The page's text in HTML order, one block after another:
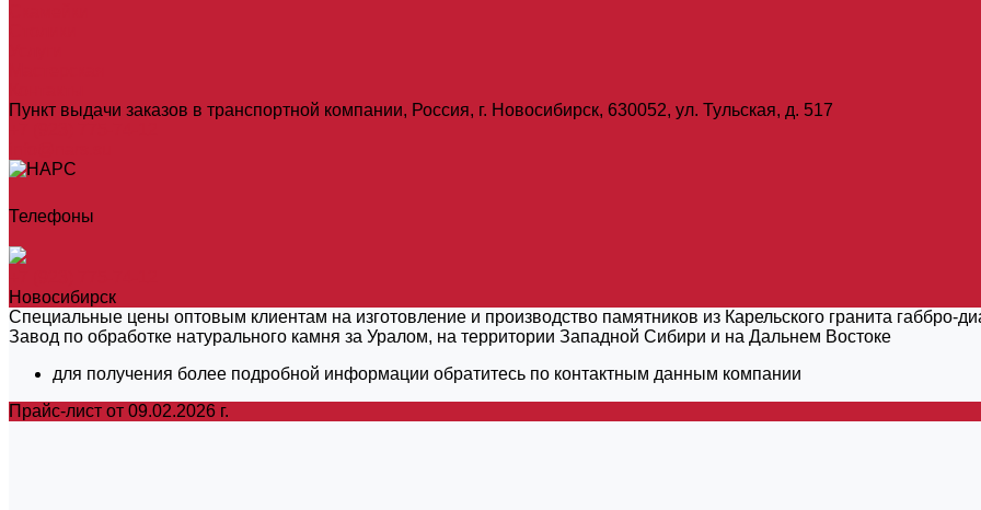
Пункт выдачи заказов в транспортной компании, Россия, г. Новосибирск, 630052, ул. Тульская, д. 517
Телефоны
Новосибирск
Специальные цены оптовым клиентам на изготовление и производство памятников из Карельского гранита габбро-
Завод по обработке натурального камня за Уралом, на территории Западной Сибири и на Дальнем Востоке
для получения более подробной информации обратитесь по контактным данным компании
Прайс-лист от 09.02.2026 г.